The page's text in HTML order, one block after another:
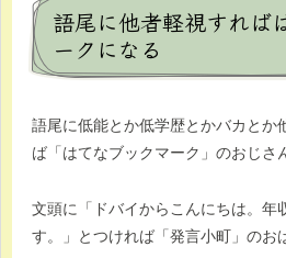
語尾に他者軽視すれば
ークになる
語尾に低能とか低学歴とかバカとか
ば「はてなブックマーク」のおじさ
文頭に「ドバイからこんにちは。年
す。」とつければ「発言小町」のお